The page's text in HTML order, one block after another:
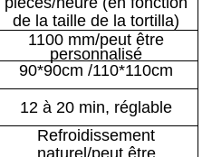
de la taille de la tortilla)
1100 mm/peut être
personnalisé
90*90cm /110*110cm
12 à 20 min, réglable
Refroidissement